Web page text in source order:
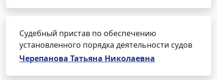
Судебный пристав по обеспечению
установленного порядка деятельности судов
Черепанова Татьяна Николаевна